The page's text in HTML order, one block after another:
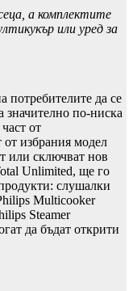
а комплектите
или уред за
потребителите да се
по-ниска
от
от избрания модел
или сключват нов
Unlimited, ще го
слушалки
Multicooker
Steamer
да бъдат открити